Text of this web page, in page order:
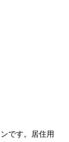
です。居住用